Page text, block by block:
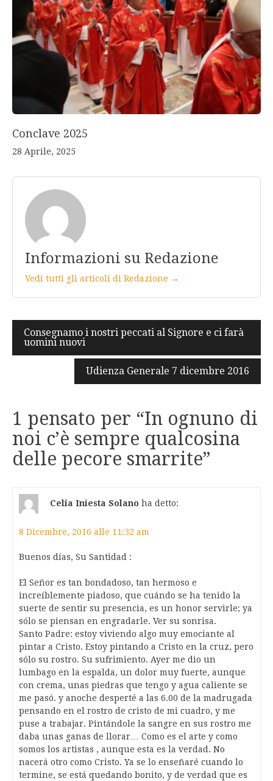
Conclave 2025
28 Aprile, 2025
Informazioni su Redazione
Vedi tutti gli articoli di Redazione →
Navigazione
articoli
Consegnamo i nostri peccati al Signore e ci farà
uomini nuovi
Udienza Generale 7 dicembre 2016
1 pensato per “In ognuno di
noi c’è sempre qualcosina
delle pecore smarrite”
Celia Iniesta Solano ha detto:
8 Dicembre, 2016 alle 11:32 am
Buenos días, Su Santidad :
El Señor es tan bondadoso, tan hermoso e
increíblemente piadoso, que cuándo se ha tenido la
suerte de sentir su presencia, es un honor servirle; ya
sólo se piensan en engradarle. Ver su sonrisa.
Santo Padre: estoy viviendo algo muy emociante al
pintar a Cristo. Estoy pintando a Cristo en la cruz, pero
sólo su rostro. Su sufrimiento. Ayer me dio un
lumbago en la espalda, un dolor muy fuerte, aunque
con crema, unas piedras que tengo y agua caliente se
me pasó. y anoche desperté a las 6.00 de la madrugada
pensando en el rostro de cristo de mi cuadro, y me
puse a trabajar. Pintándole la sangre en sus rostro me
daba unas ganas de llorar… Como es el arte y como
somos los artistas , aunque esta es la verdad. No
nacerá otro como Cristo. Ya se lo enseñaré cuando lo
termine, se está quedando bonito, y de verdad que es